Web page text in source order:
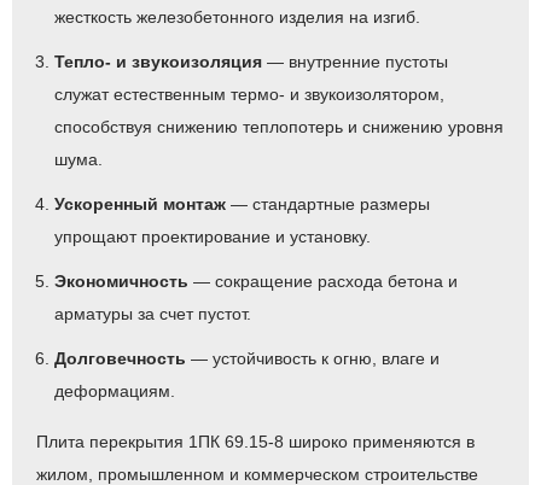
жесткость железобетонного изделия на изгиб.
Тепло- и звукоизоляция — внутренние пустоты
служат естественным термо- и звукоизолятором,
способствуя снижению теплопотерь и снижению уровня
шума.
Ускоренный монтаж — стандартные размеры
упрощают проектирование и установку.
Экономичность — сокращение расхода бетона и
арматуры за счет пустот.
Долговечность — устойчивость к огню, влаге и
деформациям.
Плита перекрытия 1ПК 69.15-8 широко применяются в
жилом, промышленном и коммерческом строительстве